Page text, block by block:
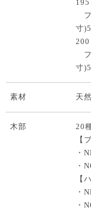
フ
寸
フ
寸
素材 天
木部
20
【
・
・
【
・
・